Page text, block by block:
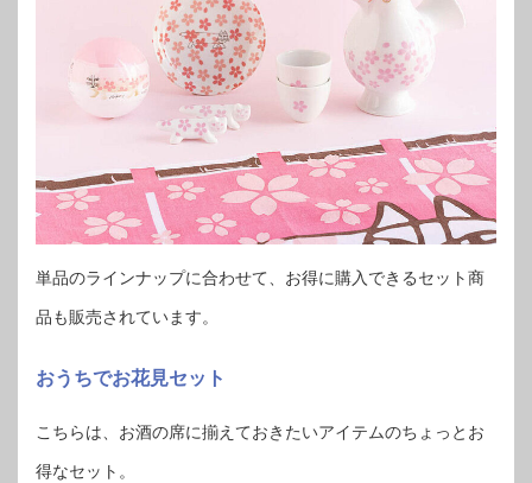
単品のラインナップに合わせて、お得に購入できるセット商
品も販売されています。
おうちでお花見セット
こちらは、お酒の席に揃えておきたいアイテムのちょっとお
得なセット。